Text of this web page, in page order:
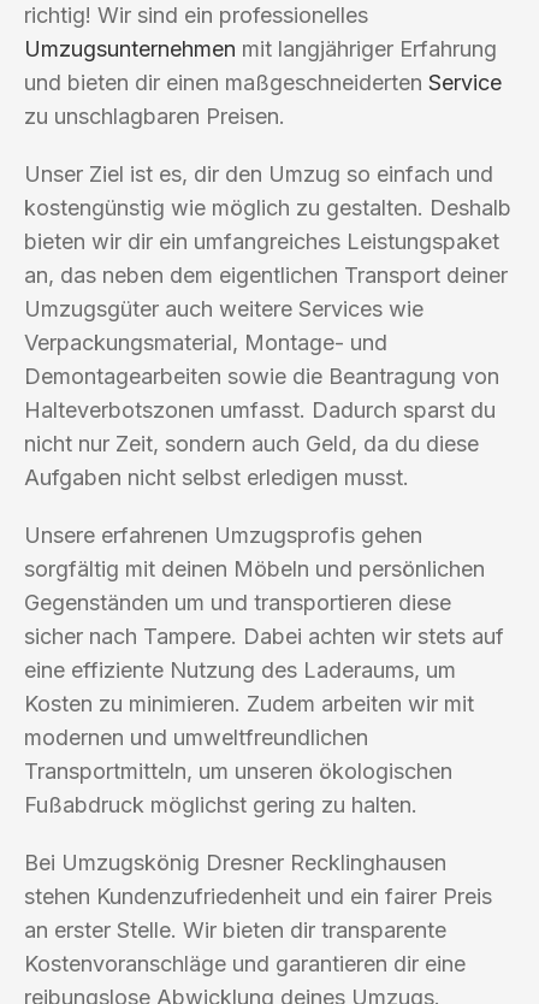
richtig! Wir sind ein professionelles
Umzugsunternehmen mit langjähriger Erfahrung
und bieten dir einen maßgeschneiderten Service
zu unschlagbaren Preisen.
Unser Ziel ist es, dir den Umzug so einfach und
kostengünstig wie möglich zu gestalten. Deshalb
bieten wir dir ein umfangreiches Leistungspaket
an, das neben dem eigentlichen Transport deiner
Umzugsgüter auch weitere Services wie
Verpackungsmaterial, Montage- und
Demontagearbeiten sowie die Beantragung von
Halteverbotszonen umfasst. Dadurch sparst du
nicht nur Zeit, sondern auch Geld, da du diese
Aufgaben nicht selbst erledigen musst.
Unsere erfahrenen Umzugsprofis gehen
sorgfältig mit deinen Möbeln und persönlichen
Gegenständen um und transportieren diese
sicher nach Tampere. Dabei achten wir stets auf
eine effiziente Nutzung des Laderaums, um
Kosten zu minimieren. Zudem arbeiten wir mit
modernen und umweltfreundlichen
Transportmitteln, um unseren ökologischen
Fußabdruck möglichst gering zu halten.
Bei Umzugskönig Dresner Recklinghausen
stehen Kundenzufriedenheit und ein fairer Preis
an erster Stelle. Wir bieten dir transparente
Kostenvoranschläge und garantieren dir eine
reibungslose Abwicklung deines Umzugs.